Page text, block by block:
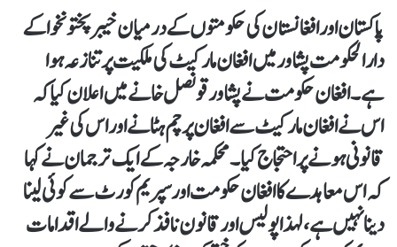
پاکستان اور افغانستان کی حکومتوں کے درمیان خیبر پختونخوا کے
دارالحکومت پشاور میں افغان مارکیٹ کی ملکیت پر تنازعہ ہوا
ہے۔ افغان حکومت نے پشاور قونصل خانے میں اعلان کیا کہ
اس نے افغان مارکیٹ سے افغان پرچم ہٹانے اور اس کی غیر
قانونی ہونے پر احتجاج کیا۔ محکمہ خارجہ کے ایک ترجمان نے کہا
کہ اس معاہدے کا افغان حکومت اور سپریم کورٹ سے کوئی لینا
دینا نہیں ہے ، لہذا پولیس اور قانون نافذ کرنے والے اقدامات